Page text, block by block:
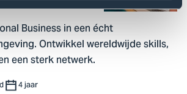
Business in een écht
Ontwikkel wereldwijde skills,
een sterk netwerk.
4 jaar